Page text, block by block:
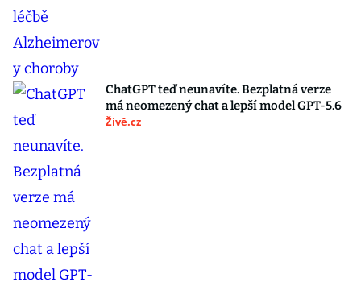
ChatGPT teď neunavíte. Bezplatná verze
má neomezený chat a lepší model GPT-5.6
Živě.cz